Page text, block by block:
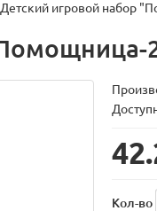
Детский игровой набор
Кол-во